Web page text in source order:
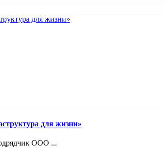
для жизни»
ООО ...